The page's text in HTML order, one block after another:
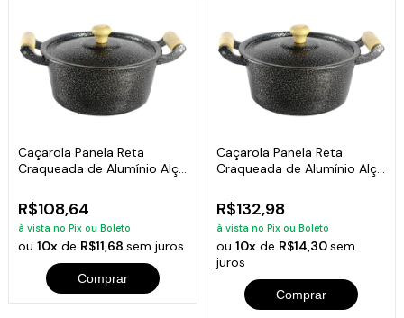
Caçarola Panela Reta
Craqueada de Alumínio Alça
R$108,64
à vista no Pix ou Boleto
ou10x de R$11,68sem juros
Comprar
Caçarola Panela Reta
Craqueada de Alumínio Alça
R$132,98
à vista no Pix ou Boleto
ou 10xde R$14,30sem
juros
Comprar